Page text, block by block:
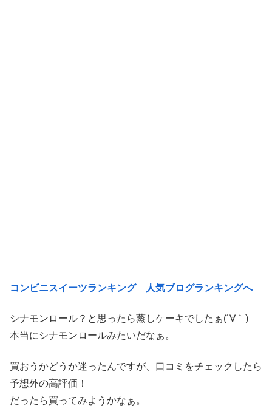
コンビニスイーツランキング 人気ブログランキングへ
シナモンロール？と思ったら蒸しケーキでしたぁ(´∀｀)
本当にシナモンロールみたいだなぁ。
買おうかどうか迷ったんですが、口コミをチェックしたら
予想外の高評価！
だったら買ってみようかなぁ。